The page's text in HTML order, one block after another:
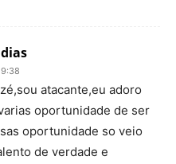
atacante,eu adoro
oportunidade de ser
oportunidade so veio
de verdade e